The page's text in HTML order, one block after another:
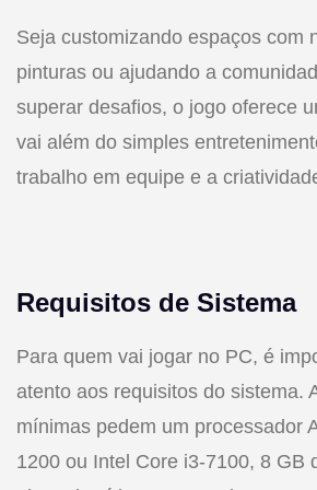
Seja customizando espaços com
pinturas ou ajudando a
superar desafios, o jogo oferece
vai além do simples
trabalho em equipe e a
Requisitos de Sistema
Para quem vai jogar no PC, é
atento aos requisitos do sistema.
mínimas pedem um processador
1200 ou Intel Core i3-7100, 8 GB